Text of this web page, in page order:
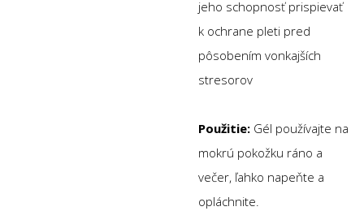
jeho schopnosť prispievať
k ochrane pleti pred
pôsobením vonkajších
stresorov
Použitie: Gél používajte na
mokrú pokožku ráno a
večer, ľahko napeňte a
opláchnite.